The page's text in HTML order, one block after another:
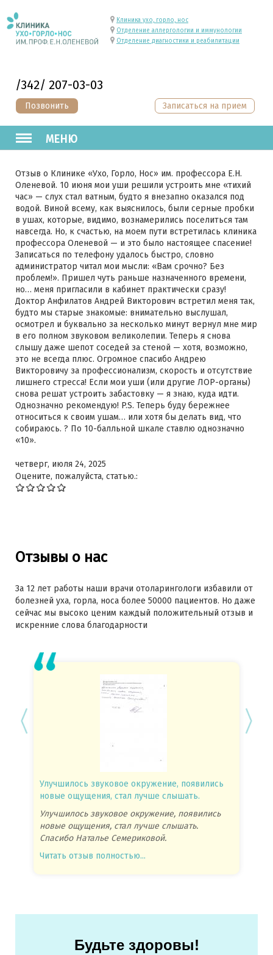
/342/ 207-03-03
Позвонить
Клиника ухо, горло, нос
Отделение аллергологии и иммунологии
Отделение диагностики и реабилитации
МЕНЮ
Записаться на прием
Отзыв о Клинике «Ухо, Горло, Нос» им. профессора Е.Н.
Оленевой. 10 июня мои уши решили устроить мне «тихий
час» — слух стал ватным, будто я внезапно оказался под
водой. Виной всему, как выяснилось, были серные пробки
в ушах, которые, видимо, вознамерились поселиться там
навсегда. Но, к счастью, на моем пути встретилась клиника
профессора Оленевой — и это было настоящее спасение!
Записаться по телефону удалось быстро, словно
администратор читал мои мысли: «Вам срочно? Без
проблем!». Пришел чуть раньше назначенного времени,
но… меня пригласили в кабинет практически сразу!
Доктор Анфилатов Андрей Викторович встретил меня так,
будто мы старые знакомые: внимательно выслушал,
осмотрел и буквально за несколько минут вернул мне мир
в его полном звуковом великолепии. Теперь я снова
слышу даже шепот соседей за стеной — хотя, возможно,
это не всегда плюс. Огромное спасибо Андрею
Викторовичу за профессионализм, скорость и отсутствие
лишнего стресса! Если мои уши (или другие ЛОР-органы)
снова решат устроить забастовку — я знаю, куда идти.
Однозначно рекомендую! P.S. Теперь буду бережнее
относиться к своим ушам… или хотя бы делать вид, что
собираюсь. ? По 10-балльной шкале ставлю однозначно
«10».
четверг, июля 24, 2025
Оцените, пожалуйста, статью.:
Отзывы о нас
За 12 лет работы наши врачи отоларингологи избавили от
болезней уха, горла, носа более 50000 пациентов. Но даже
сейчас мы высоко ценим каждый положительный отзыв и
искренние слова благодарности
Улучшилось звуковое окружение, появились
новые ощущения, стал лучше слышать.
Улучшилось звуковое окружение, появились
новые ощущения, стал лучше слышать.
Спасибо Наталье Семериковой.
Читать отзыв полностью...
Будьте здоровы!